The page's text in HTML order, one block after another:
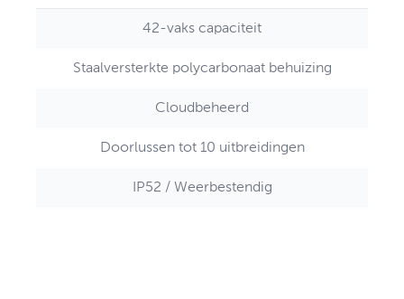
42-vaks capaciteit
Staalversterkte polycarbonaat behuizing
Cloudbeheerd
Doorlussen tot 10 uitbreidingen
IP52 / Weerbestendig